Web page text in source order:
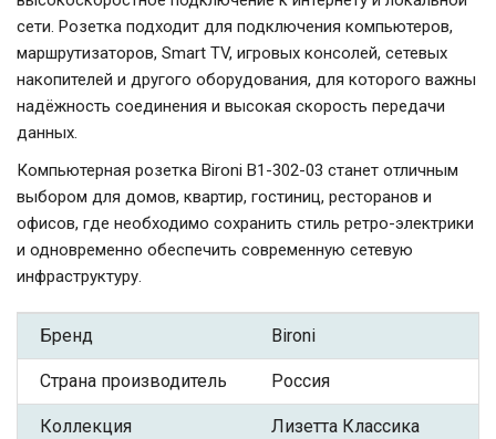
сети. Розетка подходит для подключения компьютеров,
маршрутизаторов, Smart TV, игровых консолей, сетевых
накопителей и другого оборудования, для которого важны
надёжность соединения и высокая скорость передачи
данных.
Компьютерная розетка Bironi B1-302-03 станет отличным
выбором для домов, квартир, гостиниц, ресторанов и
офисов, где необходимо сохранить стиль ретро-электрики
и одновременно обеспечить современную сетевую
инфраструктуру.
Бренд Bironi
Страна производитель Россия
Коллекция Лизетта Классика